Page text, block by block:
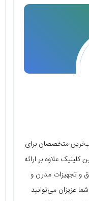
متخصصان برای
علاوه بر ارائه
و تجهیزات مدرن و
عزیزان می‌توانید